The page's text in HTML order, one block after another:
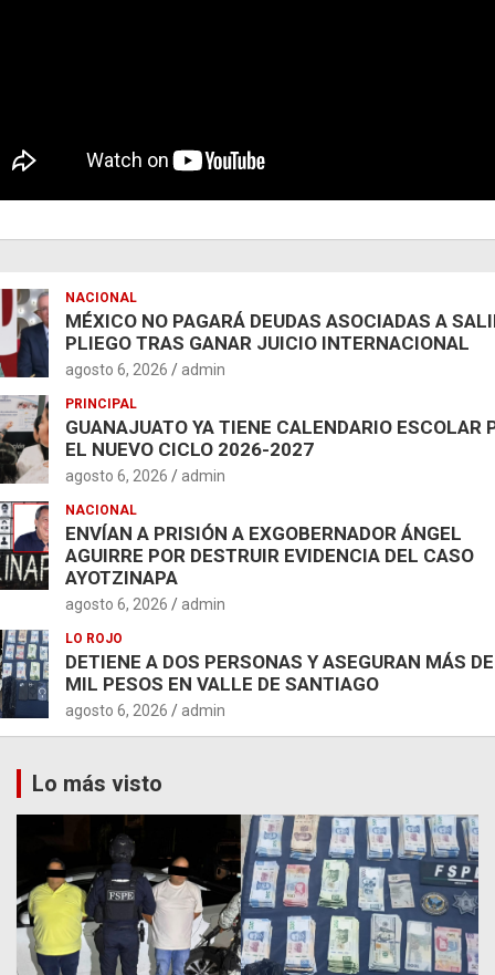
NACIONAL
MÉXICO NO PAGARÁ DEUDAS ASOCIADAS A
PLIEGO TRAS GANAR JUICIO INTERNACIONAL
agosto 6, 2026 admin
PRINCIPAL
GUANAJUATO YA TIENE CALENDARIO ESCOLAR
EL NUEVO CICLO 2026-2027
agosto 6, 2026 admin
NACIONAL
ENVÍAN A PRISIÓN A EXGOBERNADOR ÁNGEL
AGUIRRE POR DESTRUIR EVIDENCIA DEL CASO
AYOTZINAPA
agosto 6, 2026 admin
LO ROJO
DETIENE A DOS PERSONAS Y ASEGURAN MÁS
MIL PESOS EN VALLE DE SANTIAGO
agosto 6, 2026 admin
Lo más visto